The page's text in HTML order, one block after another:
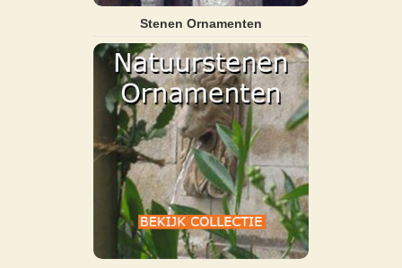
Stenen Ornamenten